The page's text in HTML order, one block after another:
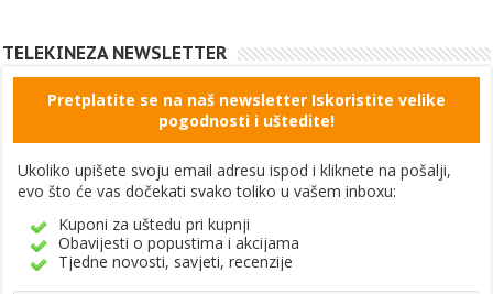
TELEKINEZA NEWSLETTER
Pretplatite se na naš newsletter Iskoristite velike
pogodnosti i uštedite!
Ukoliko upišete svoju email adresu ispod i kliknete na pošalji,
evo što će vas dočekati svako toliko u vašem inboxu:
Kuponi za uštedu pri kupnji
Obavijesti o popustima i akcijama
Tjedne novosti, savjeti, recenzije